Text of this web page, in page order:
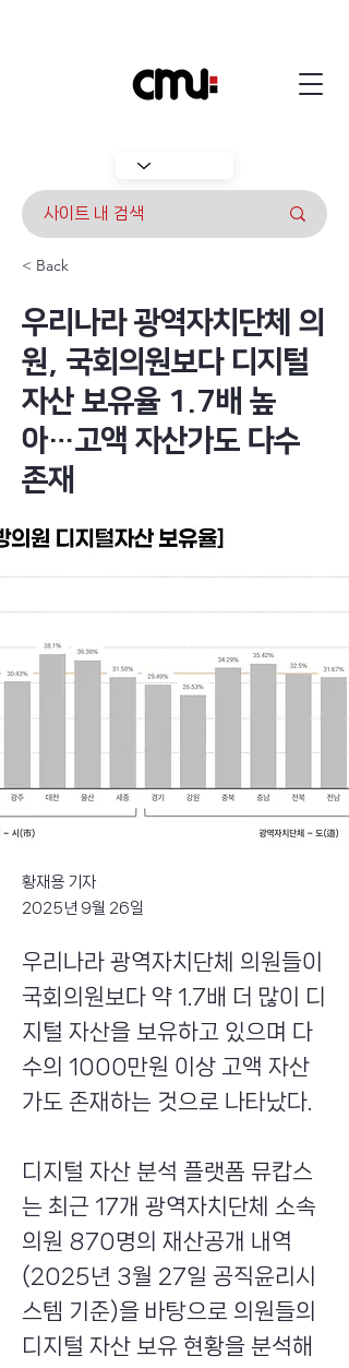
< Back
우리나라 광역자치단체 의
원, 국회의원보다 디지털
자산 보유율 1.7배 높
아…고액 자산가도 다수
존재
황재용 기자
2025년 9월 26일
우리나라 광역자치단체 의원들이
국회의원보다 약 1.7배 더 많이 디
지털 자산을 보유하고 있으며 다
수의 1000만원 이상 고액 자산
가도 존재하는 것으로 나타났다.
디지털 자산 분석 플랫폼 뮤캅스
는 최근 17개 광역자치단체 소속
의원 870명의 재산공개 내역
(2025년 3월 27일 공직윤리시
스템 기준)을 바탕으로 의원들의
디지털 자산 보유 현황을 분석해